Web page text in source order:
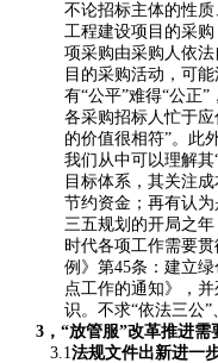
不论招标主体的性
工程建设项目的采
项采购由采购人依
目的采购活动，可
有“公平”难得“公正
各采购招标人忙于
的价值很相符”。此
我们从中可以理解
目标体系，其关注
节约资金；再有认
三五规划的开局之
时代各项工作需要
例》第45条：建立
点工作的通知》，
识。不求“依法三公
3 ，“放管服”改革推进
3.1法规文件出新进一